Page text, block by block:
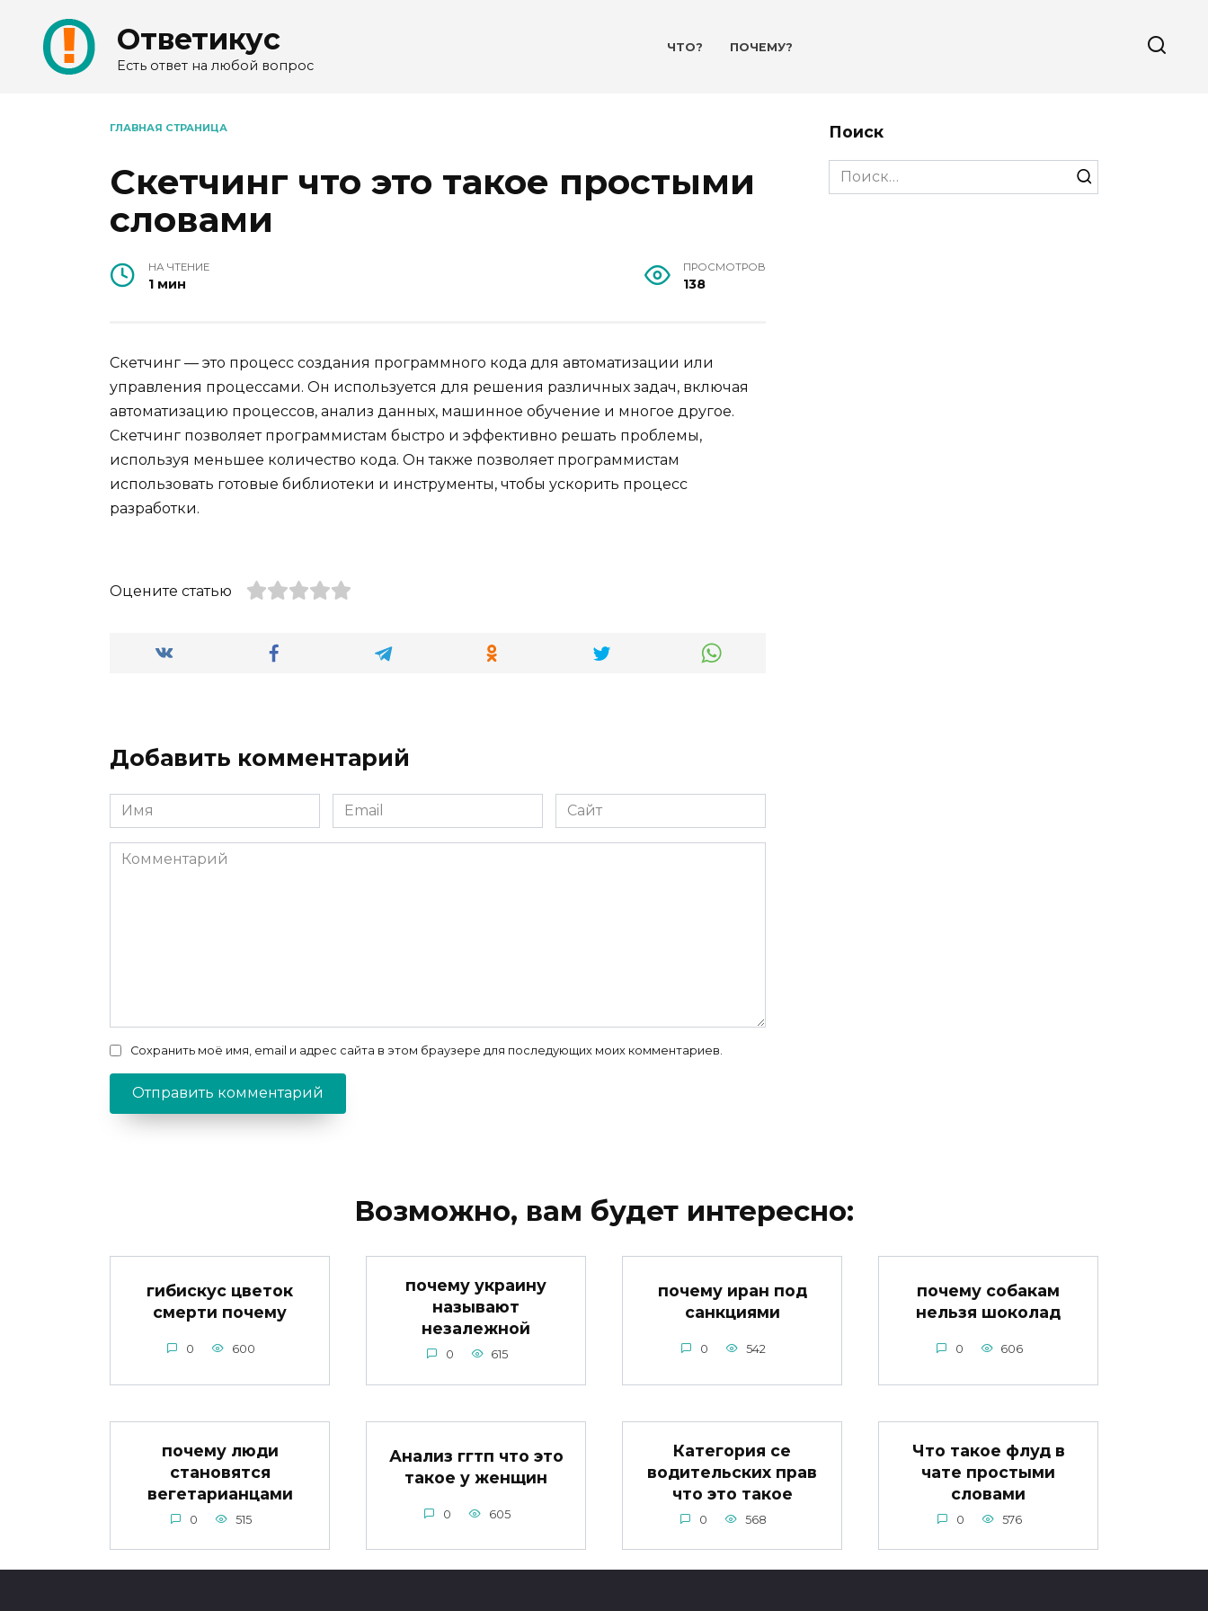
содержанию
Ответикус
Есть ответ на любой вопрос
ЧТО? ПОЧЕМУ?
ГЛАВНАЯ СТРАНИЦА
Скетчинг что это такое простыми
словами
НА ЧТЕНИЕ
1 мин
ПРОСМОТРОВ
138
Скетчинг — это процесс создания программного кода для автоматизации или
управления процессами. Он используется для решения различных задач, включая
автоматизацию процессов, анализ данных, машинное обучение и многое другое.
Скетчинг позволяет программистам быстро и эффективно решать проблемы,
используя меньшее количество кода. Он также позволяет программистам
использовать готовые библиотеки и инструменты, чтобы ускорить процесс
разработки.
Оцените статью
Добавить комментарий
Имя
*
Email
*
Сайт
Комментарий
Сохранить моё имя, email и адрес сайта в этом браузере для последующих моих комментариев.
Поиск
Search
for:
Возможно, вам будет интересно:
гибискус цветок
смерти почему
0 600
почему украину
называют
незалежной
0 615
почему иран под
санкциями
0 542
почему собакам
нельзя шоколад
0 606
почему люди
становятся
вегетарианцами
0 515
Анализ ггтп что это
такое у женщин
0 605
Категория се
водительских прав
что это такое
0 568
Что такое флуд в
чате простыми
словами
0 576